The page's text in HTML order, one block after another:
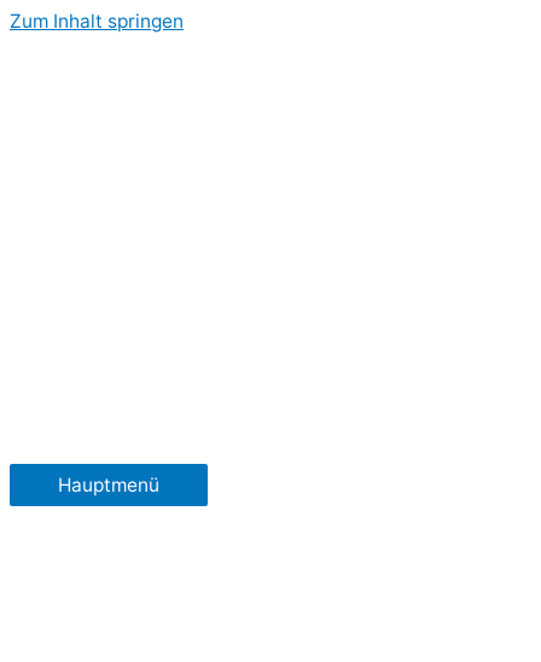
Zum Inhalt springen
Hauptmenü